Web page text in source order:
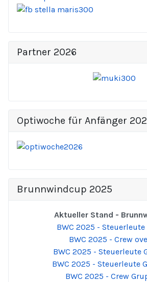
Partner 2026
Optiwoche für Anfänger
Brunnwindcup 2025
Aktueller Stand -
BWC 2025 - Steuerleute
BWC 2025 - Crew
BWC 2025 - Steuerleute
BWC 2025 - Steuerleute
BWC 2025 - Crew